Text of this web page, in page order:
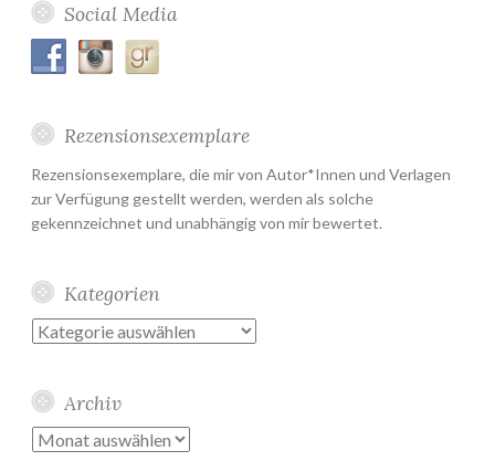
Social Media
Rezensionsexemplare
Rezensionsexemplare, die mir von Autor*Innen und Verlagen
zur Verfügung gestellt werden, werden als solche
gekennzeichnet und unabhängig von mir bewertet.
Kategorien
Kategorien
Archiv
Archiv